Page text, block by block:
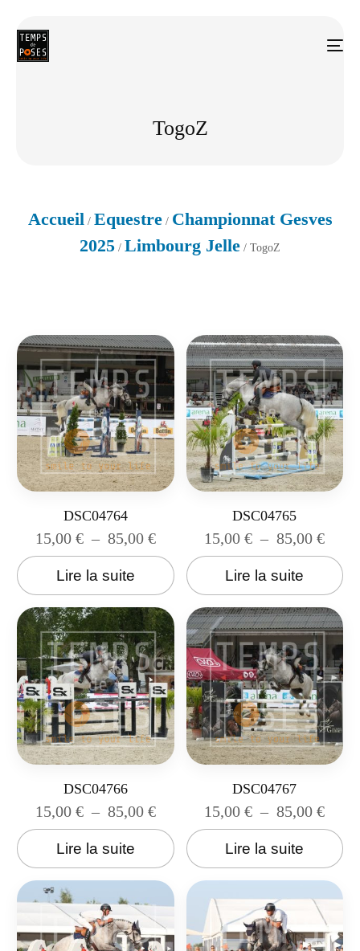
TogoZ
Accueil / Equestre/ Championnat Gesves
2025 / Limbourg Jelle / TogoZ
DSC04764
15,00 € – 85,00 €
Lire la suite
DSC04765
15,00€ – 85,00€
Lire la suite
DSC04766
15,00 € – 85,00 €
Lire la suite
DSC04767
15,00€ – 85,00€
Lire la suite